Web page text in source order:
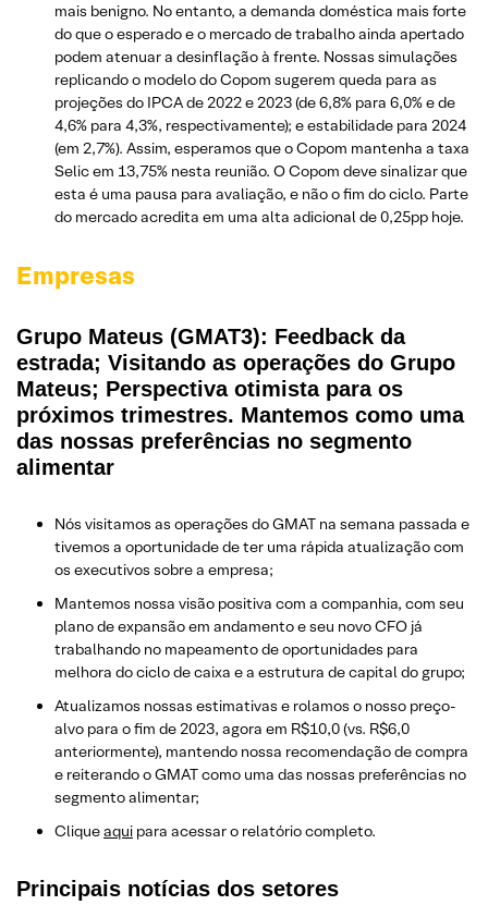
mais benigno. No entanto, a demanda doméstica mais forte
do que o esperado e o mercado de trabalho ainda apertado
podem atenuar a desinflação à frente. Nossas simulações
replicando o modelo do Copom sugerem queda para as
projeções do IPCA de 2022 e 2023 (de 6,8% para 6,0% e de
4,6% para 4,3%, respectivamente); e estabilidade para 2024
(em 2,7%). Assim, esperamos que o Copom mantenha a taxa
Selic em 13,75% nesta reunião. O Copom deve sinalizar que
esta é uma pausa para avaliação, e não o fim do ciclo. Parte
do mercado acredita em uma alta adicional de 0,25pp hoje.
Empresas
Grupo Mateus (GMAT3): Feedback da
estrada; Visitando as operações do Grupo
Mateus; Perspectiva otimista para os
próximos trimestres. Mantemos como uma
das nossas preferências no segmento
alimentar
Nós visitamos as operações do GMAT na semana passada e
tivemos a oportunidade de ter uma rápida atualização com
os executivos sobre a empresa;
Mantemos nossa visão positiva com a companhia, com seu
plano de expansão em andamento e seu novo CFO já
trabalhando no mapeamento de oportunidades para
melhora do ciclo de caixa e a estrutura de capital do grupo;
Atualizamos nossas estimativas e rolamos o nosso preço-
alvo para o fim de 2023, agora em R$10,0 (vs. R$6,0
anteriormente), mantendo nossa recomendação de compra
e reiterando o GMAT como uma das nossas preferências no
segmento alimentar;
Cliqueaqui para acessar o relatório completo.
Principais notícias dos setores